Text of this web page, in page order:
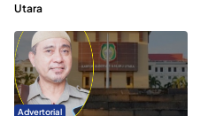
Utara
Advertorial